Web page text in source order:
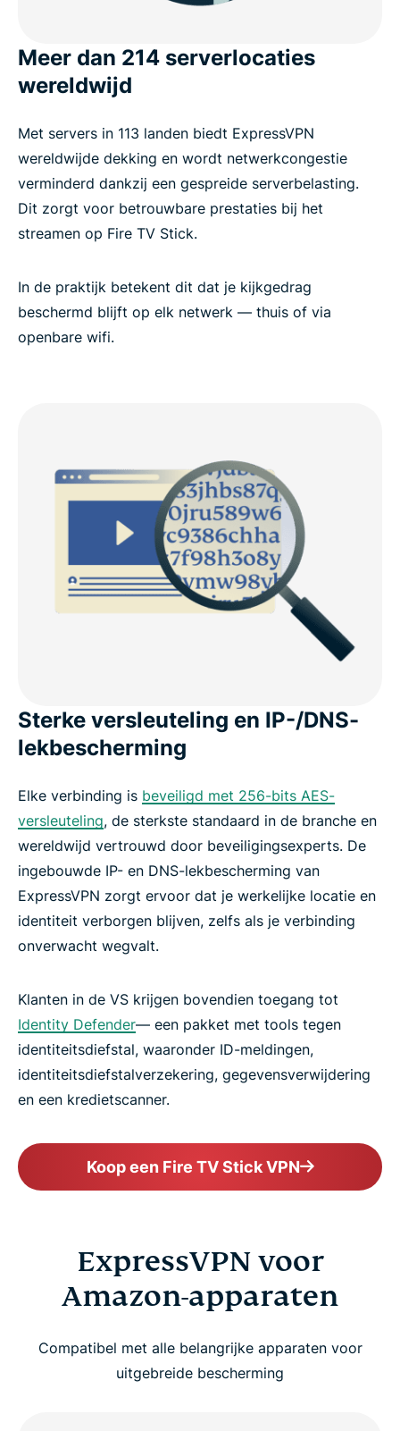
Meer dan 214 serverlocaties
wereldwijd
Met servers in 113 landen biedt ExpressVPN
wereldwijde dekking en wordt netwerkcongestie
verminderd dankzij een gespreide serverbelasting.
Dit zorgt voor betrouwbare prestaties bij het
streamen op Fire TV Stick.
In de praktijk betekent dit dat je kijkgedrag
beschermd blijft op elk netwerk — thuis of via
openbare wifi.
Sterke versleuteling en IP-/DNS-
lekbescherming
Elke verbinding is beveiligd met 256-bits AES-
versleuteling, de sterkste standaard in de branche en
wereldwijd vertrouwd door beveiligingsexperts. De
ingebouwde IP- en DNS-lekbescherming van
ExpressVPN zorgt ervoor dat je werkelijke locatie en
identiteit verborgen blijven, zelfs als je verbinding
onverwacht wegvalt.
Klanten in de VS krijgen bovendien toegang tot
Identity Defender— een pakket met tools tegen
identiteitsdiefstal, waaronder ID-meldingen,
identiteitsdiefstalverzekering, gegevensverwijdering
en een kredietscanner.
Koop een Fire TV Stick VPN
ExpressVPN voor
Amazon-apparaten
Compatibel met alle belangrijke apparaten voor
uitgebreide bescherming